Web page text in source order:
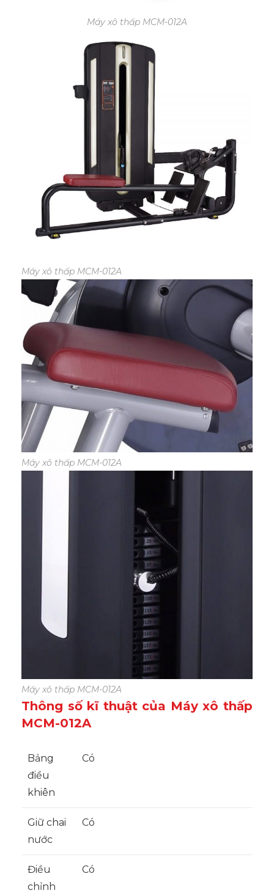
Máy xô thấp MCM-012A
Máy xô thấp MCM-012A
Máy xô thấp MCM-012A
Máy xô thấp MCM-012A
Thông số kĩ thuật của Máy xô thấp
MCM-012A
Bảng
điều
khiên
Có
Giữ chai
nước
Có
Điều
chỉnh
Có